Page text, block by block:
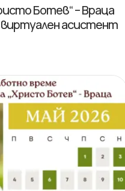
Ботев“ – Враца
виртуален асистент